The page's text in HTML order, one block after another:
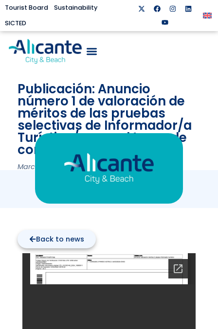
Tourist Board
Sustainability
SICTED
Publicación: Anuncio
número 1 de valoración de
méritos de las pruebas
selectivas de Informador/a
Turístico/a, por el turno de
concurso estabilización
March 5, 2024
Back to news